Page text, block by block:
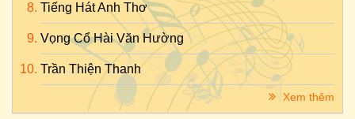
Tiếng Hát Anh Thơ
Vọng Cổ Hài Văn Hường
Trần Thiện Thanh
Xem thêm